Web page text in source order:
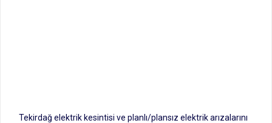
Tekirdağ elektrik kesintisi ve planlı/plansız elektrik arızalarını